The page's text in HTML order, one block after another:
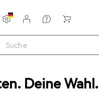
Deine Wahl.
Einstellungen
Kundenkonto
Vergleichslisten
Merklisten
Warenkorb
Bluetooth Lautsprecher